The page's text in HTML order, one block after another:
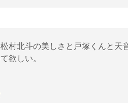
村北斗の美しさと戸塚くんと天
欲しい。